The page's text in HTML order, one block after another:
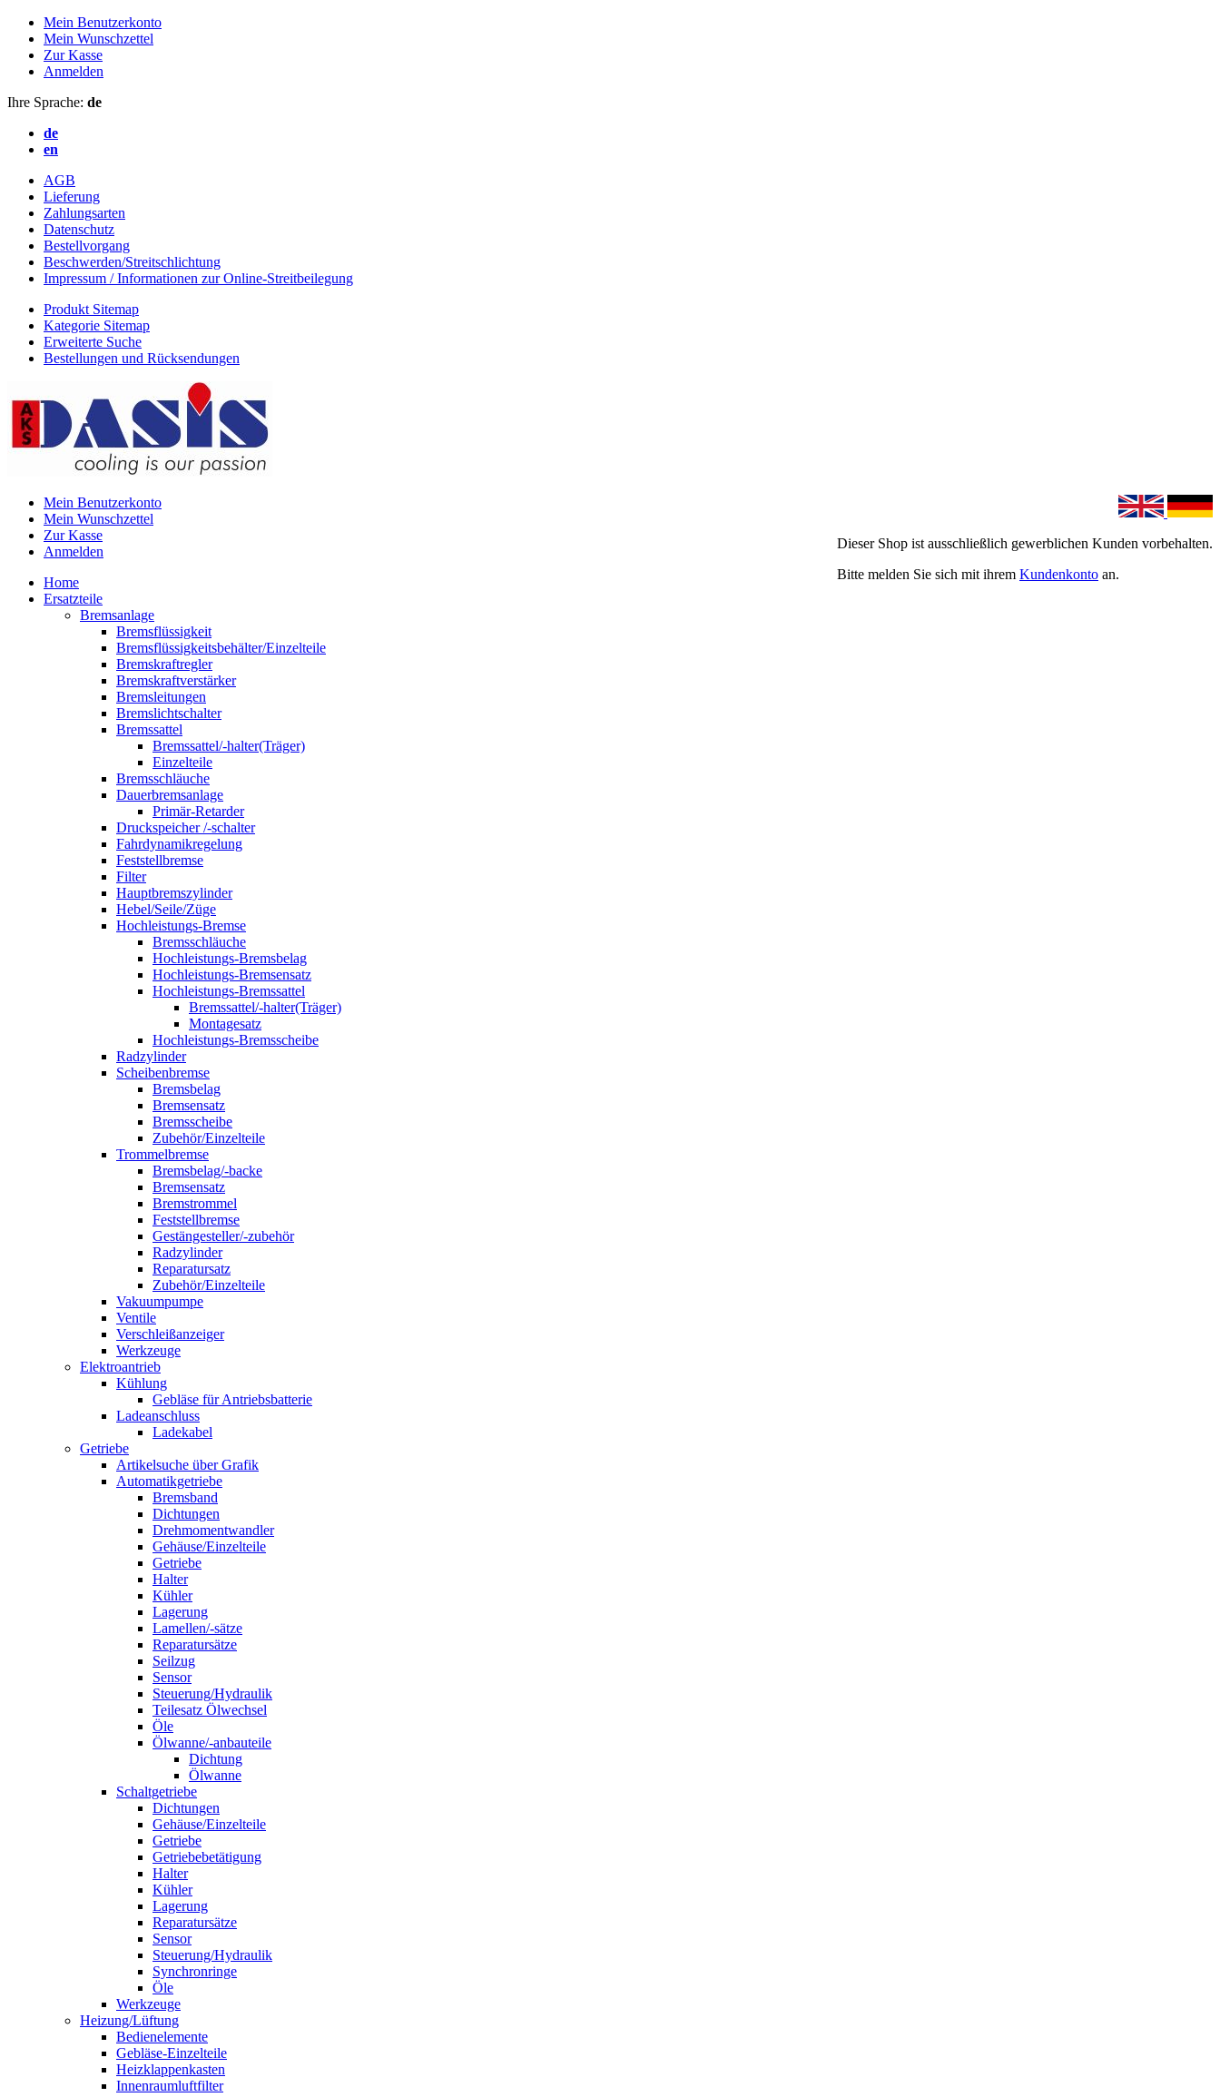
Mein Benutzerkonto
Mein Wunschzettel
Zur Kasse
Anmelden
Ihre Sprache: de
de
en
AGB
Lieferung
Zahlungsarten
Datenschutz
Bestellvorgang
Beschwerden/Streitschlichtung
Impressum / Informationen zur Online-Streitbeilegung
Produkt Sitemap
Kategorie Sitemap
Erweiterte Suche
Bestellungen und Rücksendungen
Dieser Shop ist ausschließlich gewerblichen Kunden vorbehalten.
Bitte melden Sie sich mit ihrem Kundenkonto an.
Mein Benutzerkonto
Mein Wunschzettel
Zur Kasse
Anmelden
Home
Ersatzteile
Bremsanlage
Bremsflüssigkeit
Bremsflüssigkeitsbehälter/Einzelteile
Bremskraftregler
Bremskraftverstärker
Bremsleitungen
Bremslichtschalter
Bremssattel
Bremssattel/-halter(Träger)
Einzelteile
Bremsschläuche
Dauerbremsanlage
Primär-Retarder
Druckspeicher /-schalter
Fahrdynamikregelung
Feststellbremse
Filter
Hauptbremszylinder
Hebel/Seile/Züge
Hochleistungs-Bremse
Bremsschläuche
Hochleistungs-Bremsbelag
Hochleistungs-Bremsensatz
Hochleistungs-Bremssattel
Bremssattel/-halter(Träger)
Montagesatz
Hochleistungs-Bremsscheibe
Radzylinder
Scheibenbremse
Bremsbelag
Bremsensatz
Bremsscheibe
Zubehör/Einzelteile
Trommelbremse
Bremsbelag/-backe
Bremsensatz
Bremstrommel
Feststellbremse
Gestängesteller/-zubehör
Radzylinder
Reparatursatz
Zubehör/Einzelteile
Vakuumpumpe
Ventile
Verschleißanzeiger
Werkzeuge
Elektroantrieb
Kühlung
Gebläse für Antriebsbatterie
Ladeanschluss
Ladekabel
Getriebe
Artikelsuche über Grafik
Automatikgetriebe
Bremsband
Dichtungen
Drehmomentwandler
Gehäuse/Einzelteile
Getriebe
Halter
Kühler
Lagerung
Lamellen/-sätze
Reparatursätze
Seilzug
Sensor
Steuerung/Hydraulik
Teilesatz Ölwechsel
Öle
Ölwanne/-anbauteile
Dichtung
Ölwanne
Schaltgetriebe
Dichtungen
Gehäuse/Einzelteile
Getriebe
Getriebebetätigung
Halter
Kühler
Lagerung
Reparatursätze
Sensor
Steuerung/Hydraulik
Synchronringe
Öle
Werkzeuge
Heizung/Lüftung
Bedienelemente
Gebläse-Einzelteile
Heizklappenkasten
Innenraumluftfilter